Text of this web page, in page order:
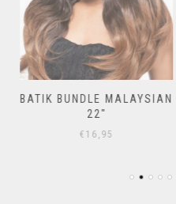
BATIK BUNDLE MALAYSIAN
22″
16,95